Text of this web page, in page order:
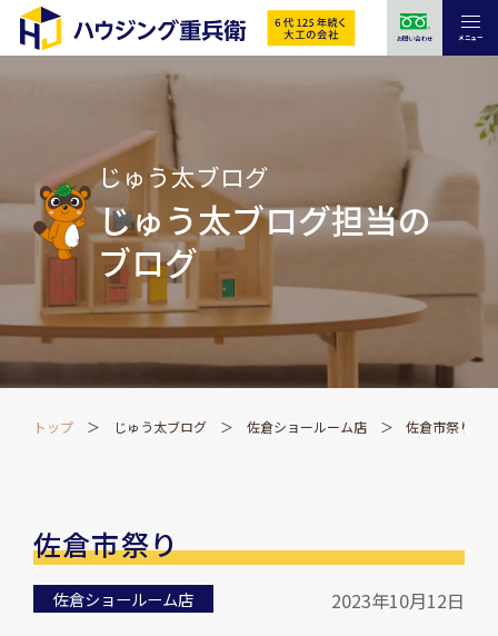
お問い合わせ メニュー
じゅう太ブログ
じゅう太ブログ担当の
ブログ
トップ じゅう太ブログ 佐倉ショールーム店 佐倉市祭り
佐倉市祭り
佐倉ショールーム店 2023年10月12日